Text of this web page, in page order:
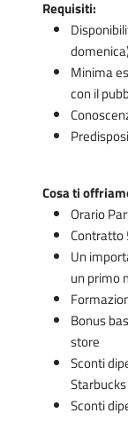
Requisiti:
Minima
con il
Cosa ti
Orario
Contratto
Un
un primo
Bonus
store
Sconti
Sconti